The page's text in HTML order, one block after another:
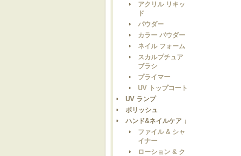
アクリル リキッ
ド
パウダー
カラー パウダー
ネイル フォーム
スカルプチュア
ブラシ
プライマー
UV トップコート
UV ランプ
ポリッシュ
ハンド&ネイルケア ↓
ファイル & シャ
イナー
ローション & ク